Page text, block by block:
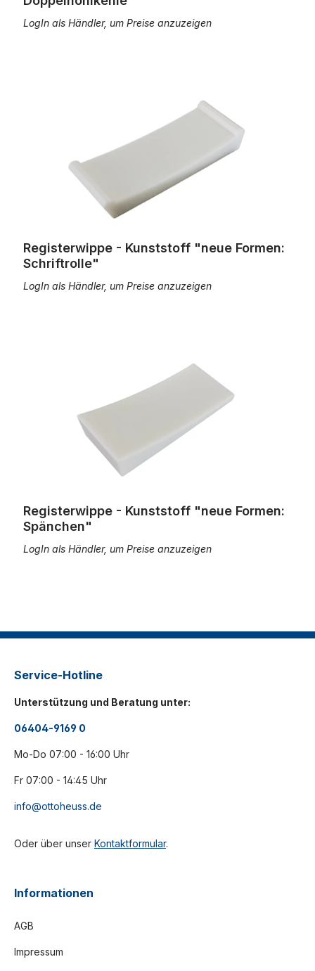
LogIn als Händler, um Preise anzuzeigen
Registerwippe - Kunststoff "neue Formen:
Schriftrolle"
LogIn als Händler, um Preise anzuzeigen
Registerwippe - Kunststoff "neue Formen:
Spänchen"
LogIn als Händler, um Preise anzuzeigen
Service-Hotline
Unterstützung und Beratung unter:
06404-9169 0
Mo-Do 07:00 - 16:00 Uhr
Fr 07:00 - 14:45 Uhr
info@ottoheuss.de
Oder über unser Kontaktformular.
Informationen
AGB
Impressum